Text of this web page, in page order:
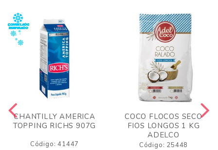
CHANTILLY AMERICA
TOPPING RICHS 907G
Código: 41447
COCO FLOCOS SECO
FIOS LONGOS 1 KG
ADELCO
Código: 25448